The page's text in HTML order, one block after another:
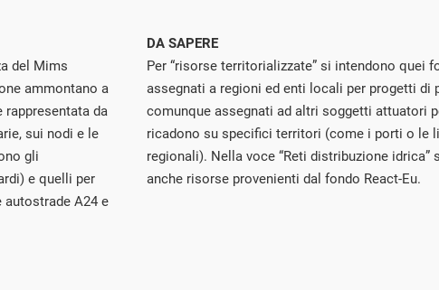
del Mims
ammontano a
da
sui nodi e le
gli
e quelli per
autostrade A24 e
DA SAPERE
Per “risorse territorializzate” si intendono quei
assegnati a regioni ed enti locali per progetti di
comunque assegnati ad altri soggetti attuatori
ricadono su specifici territori (come i porti o le
regionali). Nella voce “Reti distribuzione idrica”
anche risorse provenienti dal fondo React-Eu.